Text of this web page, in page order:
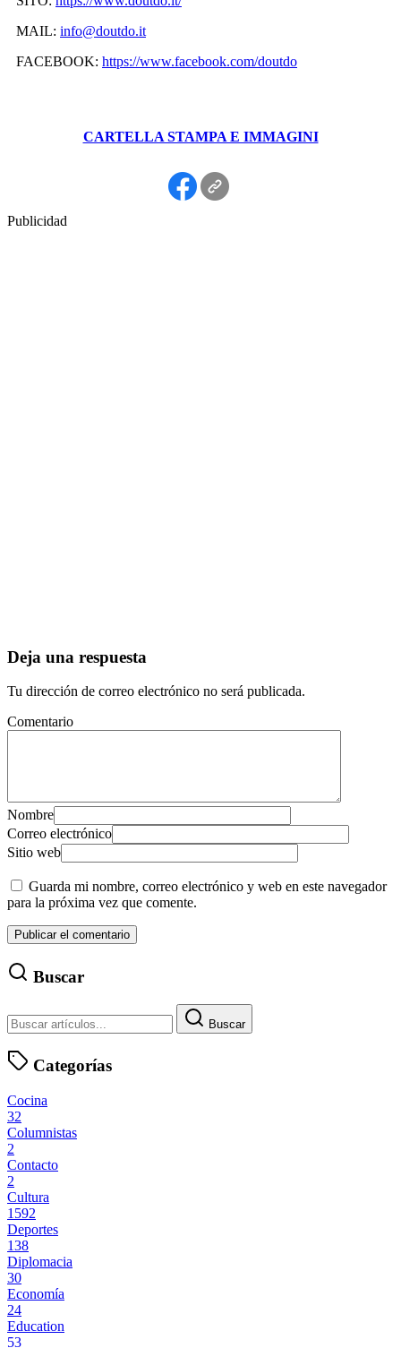
MAIL: info@doutdo.it
FACEBOOK: https://www.facebook.com/doutdo
CARTELLA STAMPA E IMMAGINI
Publicidad
Deja una respuesta
Tu dirección de correo electrónico no será publicada.
Comentario
Nombre
Correo electrónico
Sitio web
Guarda mi nombre, correo electrónico y web en este navegador
para la próxima vez que comente.
Buscar
Buscar
Categorías
Cocina
32
Columnistas
2
Contacto
2
Cultura
1592
Deportes
138
Diplomacia
30
Economía
24
Education
53